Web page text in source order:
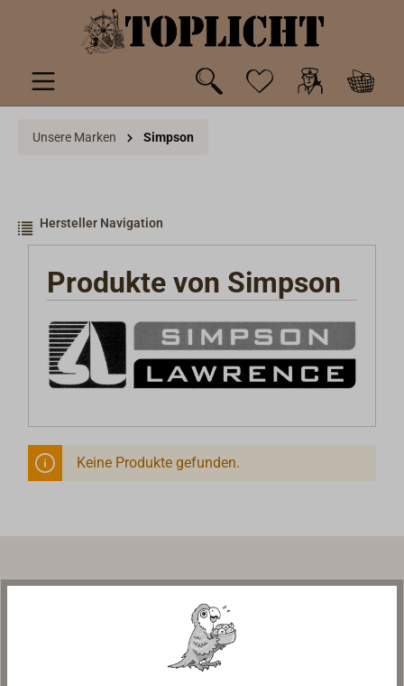
springen
Unsere Marken Simpson
Hersteller Navigation
Produkte von Simpson
Keine Produkte gefunden.
Schiffsausrüstung | Werftausrüstung